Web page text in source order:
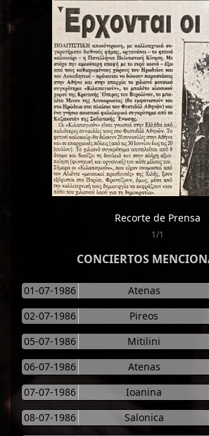
Recorte de Prensa
1/1
CONCIERTOS
01-07-1986
Atenas
02-07-1986
Pireos
05-07-1986
Mitilini
06-07-1986
Atenas
07-07-1986
Ioanina
08-07-1986
Salonica